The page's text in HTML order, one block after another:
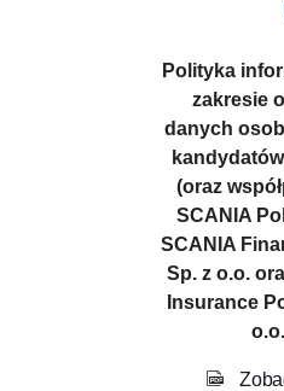
Polityka
zakresie
danych
(oraz
SCANIA
SCANIA
Sp. z o.o.
Insurance
o.o.